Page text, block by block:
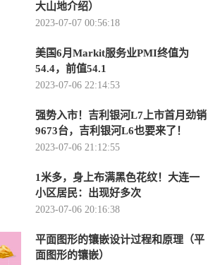
大山地介绍）
2023-07-07 00:56:18
美国6月Markit服务业PMI终值为
54.4，前值54.1
2023-07-06 22:14:53
强势入市！吉利银河L7上市首月劲销
9673台，吉利银河L6也要来了！
2023-07-06 21:12:55
1米多，身上布满黑色花纹！大连一
小区居民：出现好多次
2023-07-06 20:16:38
平面图形的镶嵌设计过程和原理（平
面图形的镶嵌）